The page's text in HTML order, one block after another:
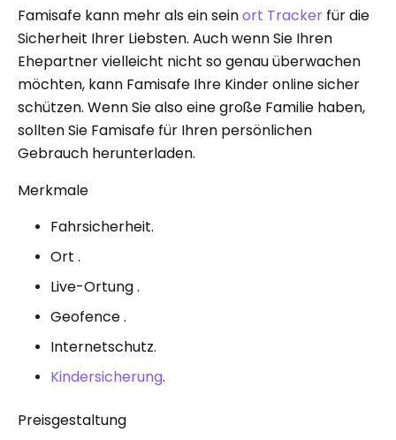
Famisafe kann mehr als ein seinort Tracker für die
Sicherheit Ihrer Liebsten. Auch wenn Sie Ihren
Ehepartner vielleicht nicht so genau überwachen
möchten, kann Famisafe Ihre Kinder online sicher
schützen. Wenn Sie also eine große Familie haben,
sollten Sie Famisafe für Ihren persönlichen
Gebrauch herunterladen.
Merkmale
Fahrsicherheit.
Ort .
Live-Ortung .
Geofence .
Internetschutz.
Kindersicherung.
Preisgestaltung